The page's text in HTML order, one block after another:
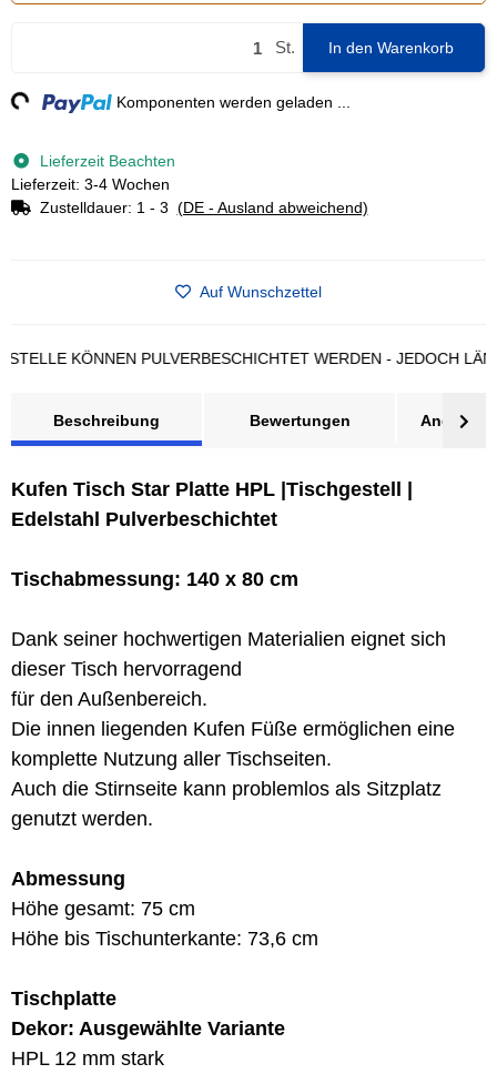
St. In den Warenkorb
Komponenten werden geladen ...
Lieferzeit Beachten
Lieferzeit: 3-4 Wochen
Zustelldauer: 1 - 3 (DE - Ausland abweichend)
Auf Wunschzettel
KÖNNEN PULVERBESCHICHTET WERDEN - JEDOCH
Beschreibung Bewertungen Angebot
Kufen Tisch Star Platte HPL |Tischgestell |
Edelstahl Pulverbeschichtet
Tischabmessung: 140 x 80 cm
Dank seiner hochwertigen Materialien eignet sich
dieser Tisch hervorragend
für den Außenbereich.
Die innen liegenden Kufen Füße ermöglichen eine
komplette Nutzung aller Tischseiten.
Auch die Stirnseite kann problemlos als Sitzplatz
genutzt werden.
Abmessung
Höhe gesamt: 75 cm
Höhe bis Tischunterkante: 73,6 cm
Tischplatte
Dekor: Ausgewählte Variante
HPL 12 mm stark